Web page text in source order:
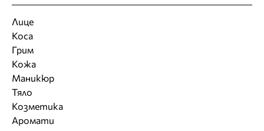
Лице
Коса
Грим
Кожа
Маникюр
Тяло
Козметика
Аромати